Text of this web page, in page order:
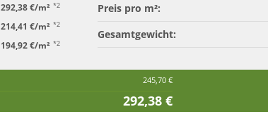
292,38 €/m² *2
214,41 €/m² *2
194,92 €/m² *2
Preis pro m²:
Gesamtgewicht:
245,70 €
292,38 €